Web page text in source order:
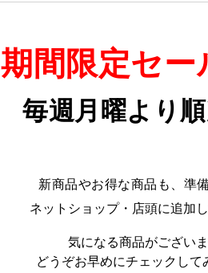
期間限定セー
毎週月曜より
新商品やお得な商品も、準
ネットショップ・店頭に追加
気になる商品がございま
どうぞお早めにチェックし